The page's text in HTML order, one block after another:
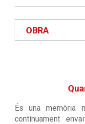
OBRA
És una memòria
contínuament